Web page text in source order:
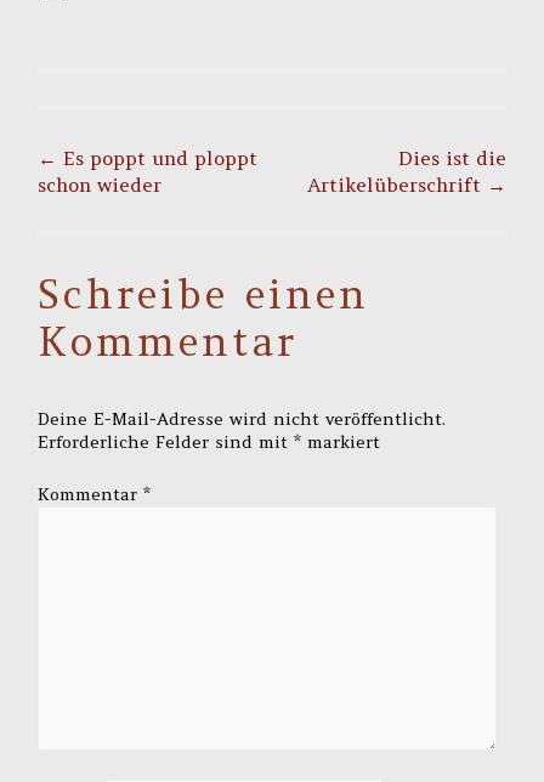
navigation
← Es poppt und ploppt
schon wieder
Dies ist die
Artikelüberschrift →
Schreibe einen
Kommentar
Deine E-Mail-Adresse wird nicht veröffentlicht.
Erforderliche Felder sind mit* markiert
Kommentar*